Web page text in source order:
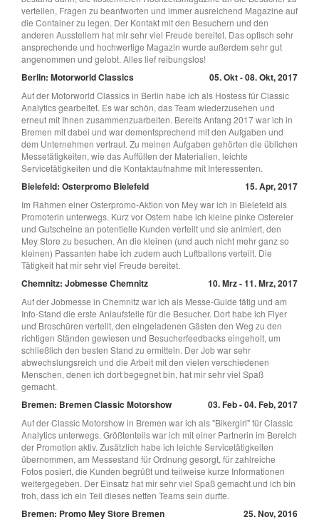
verteilen, Fragen zu beantworten und immer ausreichend Magazine auf
die Container zu legen. Der Kontakt mit den Besuchern und den
anderen Ausstellern hat mir sehr viel Freude bereitet. Das optisch sehr
ansprechende und hochwertige Magazin wurde außerdem sehr gut
angenommen und gelobt. Alles lief reibungslos!
Berlin: Motorworld Classics 05. Okt - 08. Okt, 2017
Auf der Motorworld Classics in Berlin habe ich als Hostess für Classic
Analytics gearbeitet. Es war schön, das Team wiederzusehen und
erneut mit Ihnen zusammenzuarbeiten. Bereits Anfang 2017 war ich in
Bremen mit dabei und war dementsprechend mit den Aufgaben und
dem Unternehmen vertraut. Zu meinen Aufgaben gehörten die üblichen
Messetätigkeiten, wie das Auffüllen der Materialien, leichte
Servicetätigkeiten und die Kontaktaufnahme mit Interessenten.
Bielefeld: Osterpromo Bielefeld 15. Apr, 2017
Im Rahmen einer Osterpromo-Aktion von Mey war ich in Bielefeld als
Promoterin unterwegs. Kurz vor Ostern habe ich kleine pinke Ostereier
und Gutscheine an potentielle Kunden verteilt und sie animiert, den
Mey Store zu besuchen. An die kleinen (und auch nicht mehr ganz so
kleinen) Passanten habe ich zudem auch Luftballons verteilt. Die
Tätigkeit hat mir sehr viel Freude bereitet.
Chemnitz: Jobmesse Chemnitz 10. Mrz - 11. Mrz, 2017
Auf der Jobmesse in Chemnitz war ich als Messe-Guide tätig und am
Info-Stand die erste Anlaufstelle für die Besucher. Dort habe ich Flyer
und Broschüren verteilt, den eingeladenen Gästen den Weg zu den
richtigen Ständen gewiesen und Besucherfeedbacks eingeholt, um
schließlich den besten Stand zu ermitteln. Der Job war sehr
abwechslungsreich und die Arbeit mit den vielen verschiedenen
Menschen, denen ich dort begegnet bin, hat mir sehr viel Spaß
gemacht.
Bremen: Bremen Classic Motorshow 03. Feb - 04. Feb, 2017
Auf der Classic Motorshow in Bremen war ich als "Bikergirl" für Classic
Analytics unterwegs. Größtenteils war ich mit einer Partnerin im Bereich
der Promotion aktiv. Zusätzlich habe ich leichte Servicetätigkeiten
übernommen, am Messestand für Ordnung gesorgt, für zahlreiche
Fotos posiert, die Kunden begrüßt und teilweise kurze Informationen
weitergegeben. Der Einsatz hat mir sehr viel Spaß gemacht und ich bin
froh, dass ich ein Teil dieses netten Teams sein durfte.
Bremen: Promo Mey Store Bremen 25. Nov, 2016